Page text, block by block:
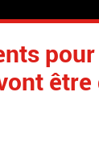
être